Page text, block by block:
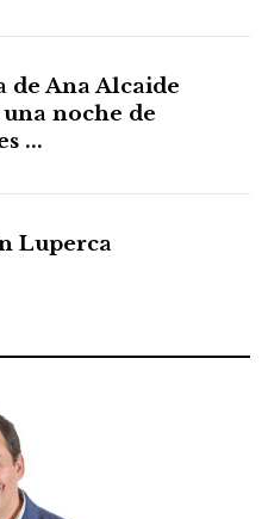
de Ana Alcaide
noche de
...
Luperca